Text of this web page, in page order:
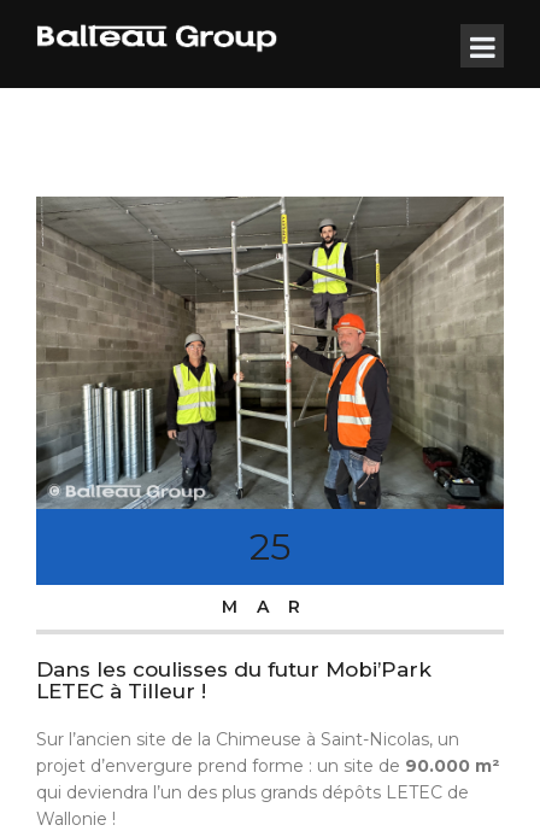
25
MAR
Dans les coulisses du futur Mobi’Park
LETEC à Tilleur !
Sur l’ancien site de la Chimeuse à Saint-Nicolas, un
projet d’envergure prend forme : un site de 90.000 m²
qui deviendra l’un des plus grands dépôts LETEC de
Wallonie !